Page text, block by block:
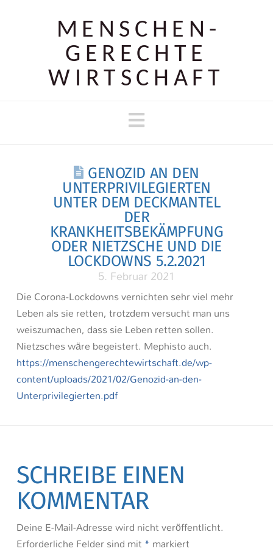
MENSCHEN­
GERECHTE
WIRTSCHAFT
Navigation
GENOZID AN DEN
UNTERPRIVILEGIERTEN
UNTER DEM DECKMANTEL
DER
KRANKHEITSBEKÄMPFUNG
ODER NIETZSCHE UND DIE
LOCKDOWNS 5.2.2021
5. Februar 2021
Die Corona-Lockdowns vernichten sehr viel mehr
Leben als sie retten, trotzdem versucht man uns
weiszumachen, dass sie Leben retten sollen.
Nietzsches wäre begeistert. Mephisto auch.
https://menschengerechtewirtschaft.de/wp-
content/uploads/2021/02/Genozid-an-den-
Unterprivilegierten.pdf
SCHREIBE EINEN
KOMMENTAR
Deine E-Mail-Adresse wird nicht veröffentlicht.
Erforderliche Felder sind mit*markiert